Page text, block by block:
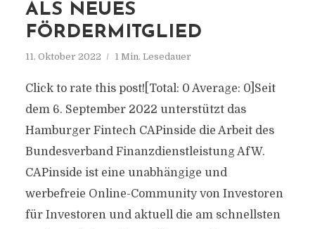
ALS NEUES
FÖRDERMITGLIED
11. Oktober 2022 1 Min. Lesedauer
Click to rate this post![Total: 0 Average: 0]Seit
dem 6. September 2022 unterstützt das
Hamburger Fintech CAPinside die Arbeit des
Bundesverband Finanzdienstleistung AfW.
CAPinside ist eine unabhängige und
werbefreie Online-Community von Investoren
für Investoren und aktuell die am schnellsten